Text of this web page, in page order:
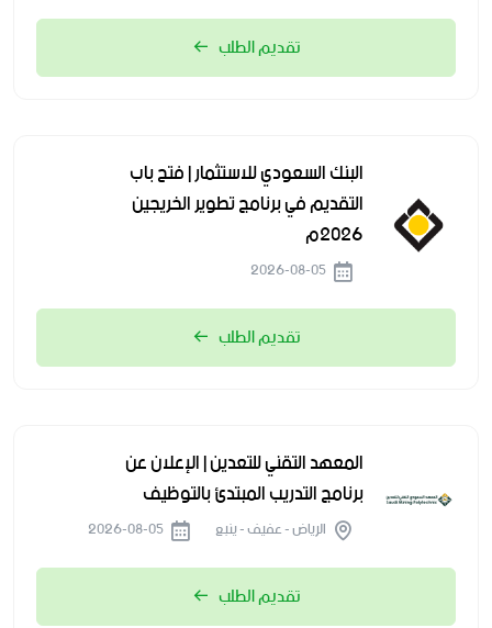
تقديم الطلب
البنك السعودي للاستثمار | فتح باب
التقديم في برنامج تطوير الخريجين
2026م
تقديم الطلب
المعهد التقني للتعدين | الإعلان عن
برنامج التدريب المبتدئ بالتوظيف
الرياض - عفيف - ينبع
تقديم الطلب